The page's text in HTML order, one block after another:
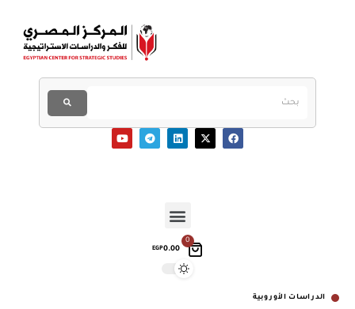
0
EGP0.00
الدراسات الأوروبية